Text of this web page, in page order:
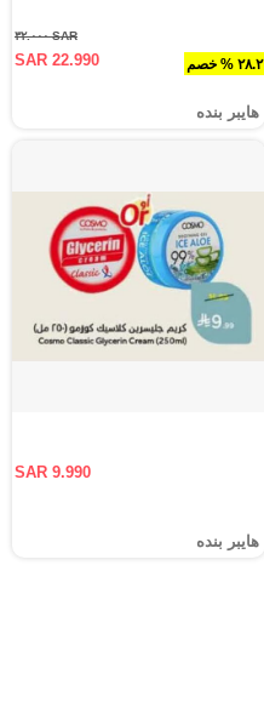
٢٨.٢ % خصم
SAR ٣٢.٠٠٠
SAR 22.990
هايبر بنده
SAR 9.990
هايبر بنده